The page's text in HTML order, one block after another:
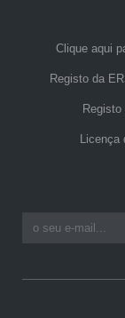
Clique aqui
Registo da
Licença